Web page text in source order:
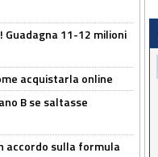
11-12 milioni
acquistarla online
B se saltasse
accordo sulla formula